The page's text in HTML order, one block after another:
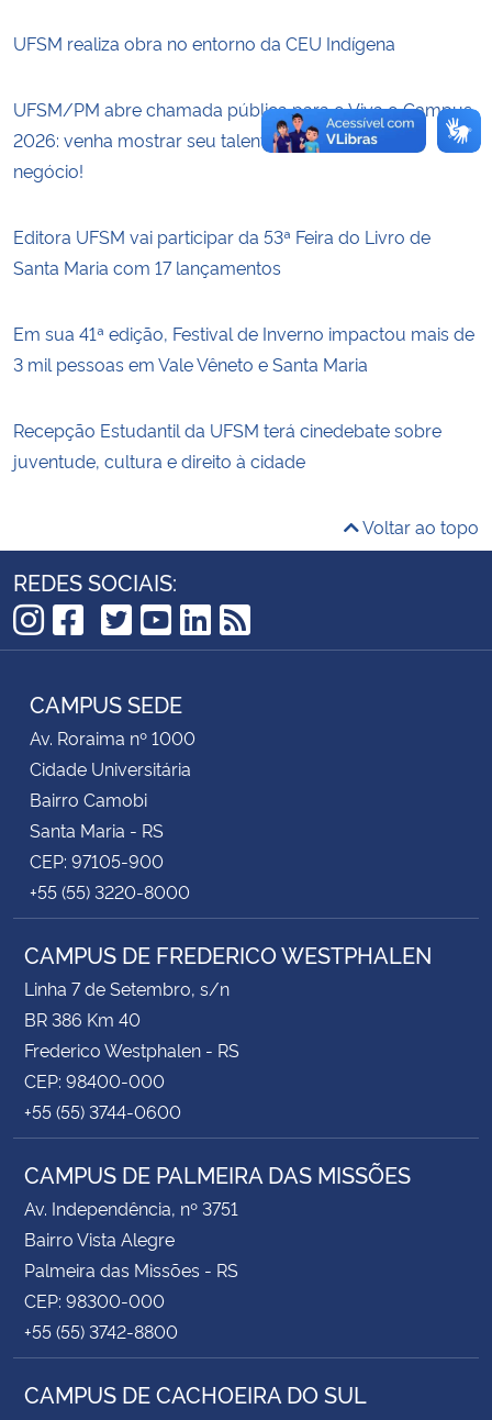
UFSM realiza obra no entorno da CEU Indígena
UFSM/PM abre chamada pública para o Viva o Campus
2026: venha mostrar seu talento, sua arte ou seu
negócio!
Editora UFSM vai participar da 53ª Feira do Livro de
Santa Maria com 17 lançamentos
Em sua 41ª edição, Festival de Inverno impactou mais de
3 mil pessoas em Vale Vêneto e Santa Maria
Recepção Estudantil da UFSM terá cinedebate sobre
juventude, cultura e direito à cidade
Voltar ao topo
REDES SOCIAIS:
Instagram
Facebook
TikTok
Twitter
YouTube
LinkedIn
RSS
CAMPUS SEDE
Av. Roraima nº 1000
Cidade Universitária
Bairro Camobi
Santa Maria - RS
CEP: 97105-900
+55 (55) 3220-8000
CAMPUS DE FREDERICO WESTPHALEN
Linha 7 de Setembro, s/n
BR 386 Km 40
Frederico Westphalen - RS
CEP: 98400-000
+55 (55) 3744-0600
CAMPUS DE PALMEIRA DAS MISSÕES
Av. Independência, nº 3751
Bairro Vista Alegre
Palmeira das Missões - RS
CEP: 98300-000
+55 (55) 3742-8800
CAMPUS DE CACHOEIRA DO SUL